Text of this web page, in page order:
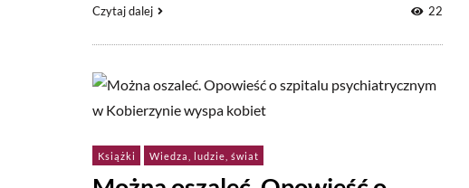
Czytaj dalej 22
Książki Wiedza, ludzie, świat